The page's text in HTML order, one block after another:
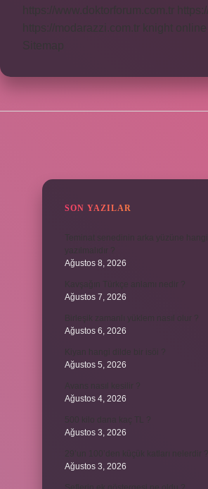
https://www.doktorforum.com.tr
https://modarazzi.com.tr
knight online
Sitemap
SON YAZILAR
Ağustos 8, 2026
Ağustos 7, 2026
Ağustos 6, 2026
Ağustos 5, 2026
Ağustos 4, 2026
Ağustos 3, 2026
Ağustos 3, 2026